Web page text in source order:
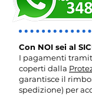
Con NOI sei al
I pagamenti
coperti dalla
garantisce il
spedizione) per